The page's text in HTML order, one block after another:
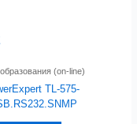
(on-line)
TL-575-